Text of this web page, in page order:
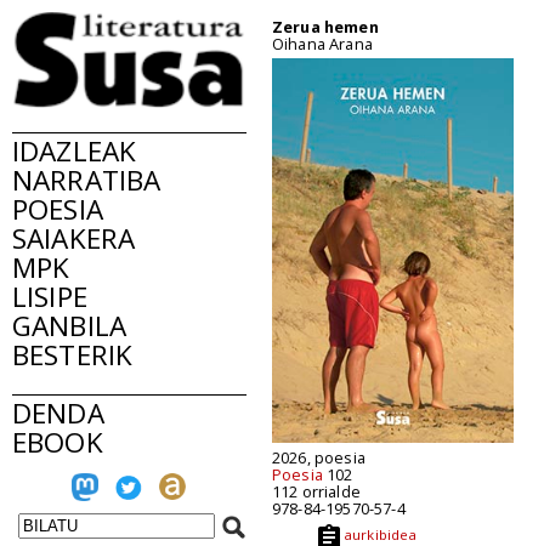
IDAZLEAK
NARRATIBA
POESIA
SAIAKERA
MPK
LISIPE
GANBILA
BESTERIK
DENDA
EBOOK
Zerua hemen
Oihana Arana
2026, poesia
Poesia 102
112 orrialde
978-84-19570-57-4
aurkibidea